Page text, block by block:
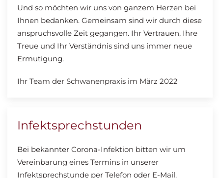
Und so möchten wir uns von ganzem Herzen bei
Ihnen bedanken. Gemeinsam sind wir durch diese
anspruchsvolle Zeit gegangen. Ihr Vertrauen, Ihre
Treue und Ihr Verständnis sind uns immer neue
Ermutigung.
Ihr Team der Schwanenpraxis im März 2022
Infektsprechstunden
Bei bekannter Corona-Infektion bitten wir um
Vereinbarung eines Termins in unserer
Infektsprechstunde per Telefon oder E-Mail.